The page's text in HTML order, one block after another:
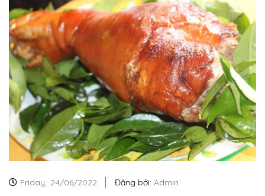
Friday, 24/06/2022 Đăng bởi: Admin